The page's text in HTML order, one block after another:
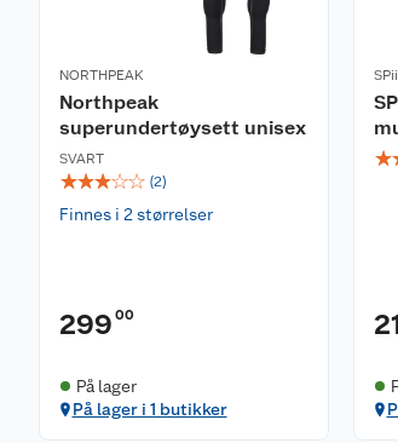
NORTHPEAK
Northpeak
superundertøysett unisex
SVART
☆☆☆☆☆ (2)
Finnes i 2 størrelser
299 00
På lager
På lager i 1 butikker
☆